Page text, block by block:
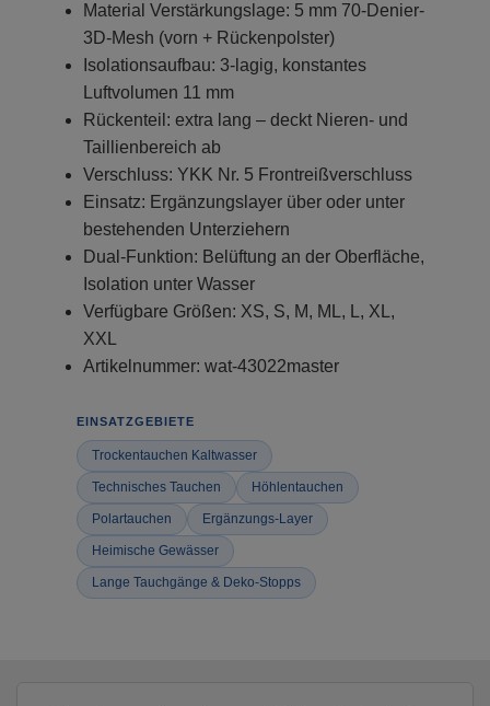
Material Verstärkungslage: 5 mm 70-Denier-
3D-Mesh (vorn + Rückenpolster)
Isolationsaufbau: 3-lagig, konstantes
Luftvolumen 11 mm
Rückenteil: extra lang – deckt Nieren- und
Taillienbereich ab
Verschluss: YKK Nr. 5 Frontreißverschluss
Einsatz: Ergänzungslayer über oder unter
bestehenden Unterziehern
Dual-Funktion: Belüftung an der Oberfläche,
Isolation unter Wasser
Verfügbare Größen: XS, S, M, ML, L, XL,
XXL
Artikelnummer: wat-43022master
EINSATZGEBIETE
Trockentauchen Kaltwasser
Technisches Tauchen Höhlentauchen
Polartauchen Ergänzungs-Layer
Heimische Gewässer
Lange Tauchgänge & Deko-Stopps